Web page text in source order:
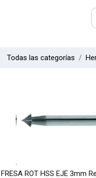
Todas las categorías
FRESA ROT HSS EJE 3mm